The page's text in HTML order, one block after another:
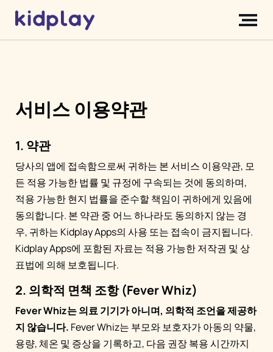
서비스 이용약관
1. 약관
당사의 앱에 접속함으로써 귀하는 본 서비스 이용약관, 모
든 적용 가능한 법률 및 규정에 구속되는 것에 동의하며,
적용 가능한 현지 법률을 준수할 책임이 귀하에게 있음에
동의합니다. 본 약관 중 어느 하나라도 동의하지 않는 경
우, 귀하는 Kidplay Apps의 사용 또는 접속이 금지됩니다.
Kidplay Apps에 포함된 자료는 적용 가능한 저작권 및 상
표법에 의해 보호됩니다.
2. 의학적 면책 조항 (Fever Whiz)
Fever Whiz는 의료 기기가 아니며, 의학적 조언을 제공하
지 않습니다. Fever Whiz는 부모와 보호자가 아동의 약물,
용량, 체온 및 증상을 기록하고, 다음 권장 복용 시간까지